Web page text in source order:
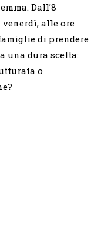
Dall’8
alle ore
famiglie di prendere
una dura scelta:
o